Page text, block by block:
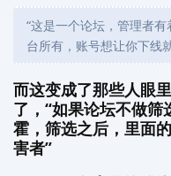
“这是一个论坛，管理者
台所有，账号想让你下线
而这变成了那些人眼
了，“如果论坛不做
霍，筛选之后，里面
害者”